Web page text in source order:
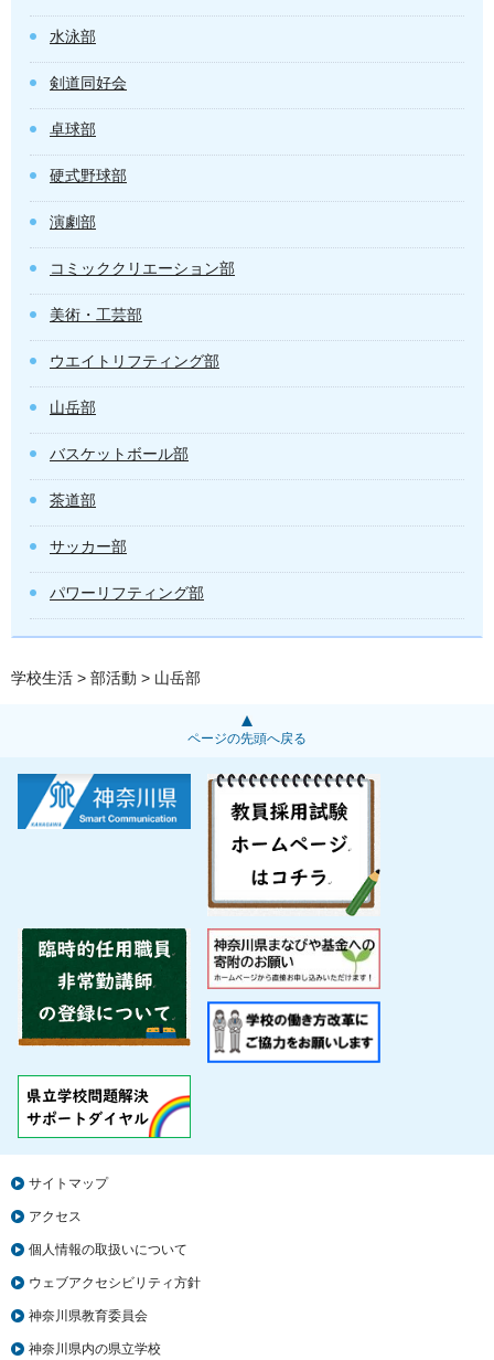
水泳部
剣道同好会
卓球部
硬式野球部
演劇部
コミッククリエーション部
美術・工芸部
ウエイトリフティング部
山岳部
バスケットボール部
茶道部
サッカー部
パワーリフティング部
学校生活 > 部活動 > 山岳部
ページの先頭へ戻る
サイトマップ
アクセス
個人情報の取扱いについて
ウェブアクセシビリティ方針
神奈川県教育委員会
神奈川県内の県立学校